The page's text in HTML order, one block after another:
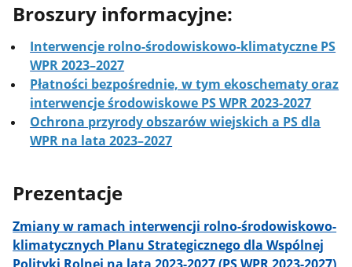
Broszury informacyjne:
Interwencje rolno-środowiskowo-klimatyczne PS
WPR 2023–2027
Płatności bezpośrednie, w tym ekoschematy oraz
interwencje środowiskowe PS WPR 2023-2027
Ochrona przyrody obszarów wiejskich a PS dla
WPR na lata 2023–2027
Prezentacje
Zmiany w ramach interwencji rolno-środowiskowo-
klimatycznych Planu Strategicznego dla Wspólnej